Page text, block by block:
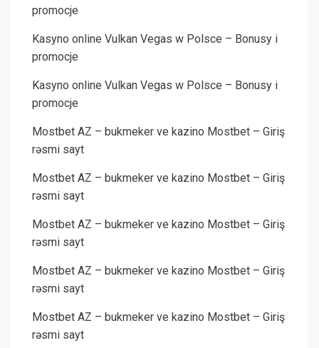
promocje
Kasyno online Vulkan Vegas w Polsce – Bonusy i
promocje
Kasyno online Vulkan Vegas w Polsce – Bonusy i
promocje
Mostbet AZ – bukmeker ve kazino Mostbet – Giriş
rəsmi sayt
Mostbet AZ – bukmeker ve kazino Mostbet – Giriş
rəsmi sayt
Mostbet AZ – bukmeker ve kazino Mostbet – Giriş
rəsmi sayt
Mostbet AZ – bukmeker ve kazino Mostbet – Giriş
rəsmi sayt
Mostbet AZ – bukmeker ve kazino Mostbet – Giriş
rəsmi sayt